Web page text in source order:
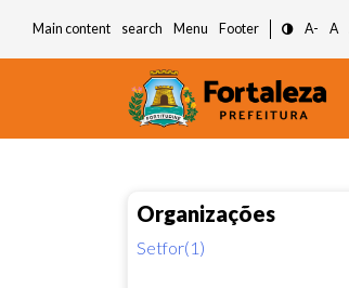
Main content search Menu Footer A- A
Organizações
Setfor(1)